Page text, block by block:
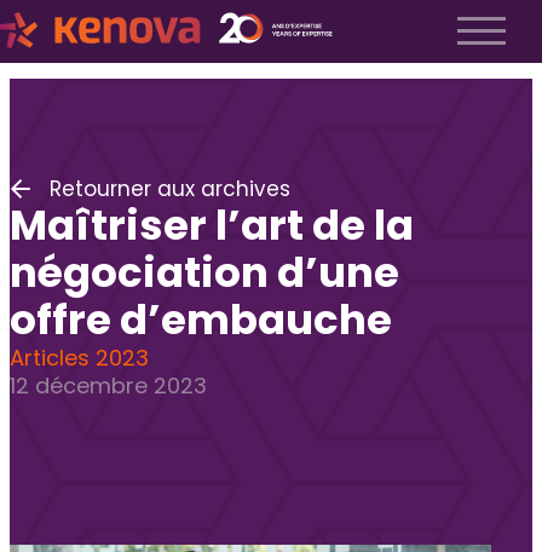
Notre équipe
Espace Kenova
Liste Métiers
Employeurs
Notre approche
Recrutement exécutif
Recrutement TI
Retourner aux archives
Maîtriser l’art de la
négociation d’une
offre d’embauche
Articles 2023
12 décembre 2023